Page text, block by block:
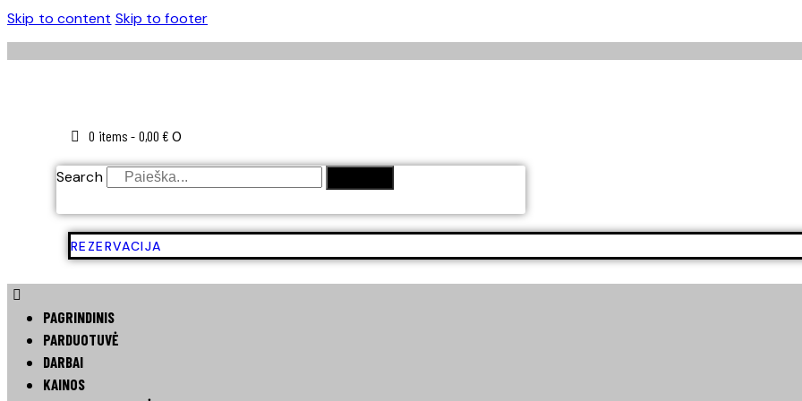
Skip to content Skip to footer
0 items - 0,00 € 0
Search
REZERVACIJA
PAGRINDINIS
PARDUOTUVĖ
DARBAI
KAINOS